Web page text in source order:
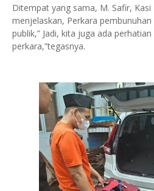
Ditempat yang sama, M. Safir,
menjelaskan, Perkara
publik,” Jadi, kita juga ada
perkara,”tegasnya.